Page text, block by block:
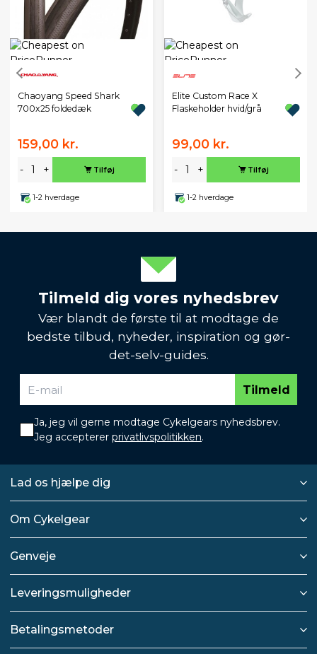
Chaoyang Speed Shark
700x25 foldedæk
159,00 kr.
- + Tilføj
1-2 hverdage
Elite Custom Race X
Flaskeholder hvid/grå
99,00 kr.
- + Tilføj
1-2 hverdage
Tilmeld dig vores nyhedsbrev
Vær blandt de første til at modtage de
bedste tilbud, nyheder, inspiration og gør-
det-selv-guides.
Tilmeld
Ja, jeg vil gerne modtage Cykelgears nyhedsbrev.
Jeg accepterer privatlivspolitikken.
Lad os hjælpe dig
Om Cykelgear
Genveje
Leveringsmuligheder
Betalingsmetoder